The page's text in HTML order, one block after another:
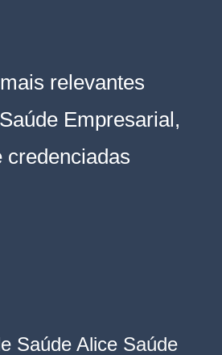
relevantes
Empresarial,
credenciadas
Saúde Alice Saúde